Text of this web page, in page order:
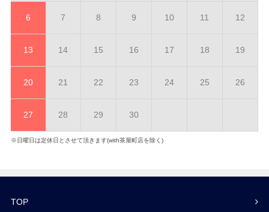
6 7 8 9 10 11 12
13 14 15 16 17 18 19
20 21 22 23 24 25 26
27 28 29 30
※日曜日は定休日とさせて頂きます(with茶屋町店を除く)
TOP